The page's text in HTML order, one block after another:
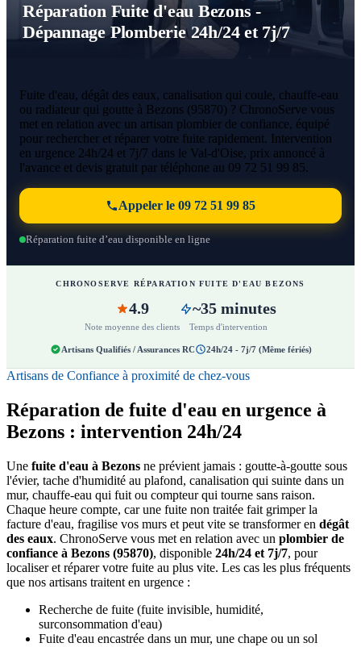
Réparation Fuite d'eau Bezons -
Dépannage Plomberie 24h/24 et 7j/7
Fuite d'eau, dégât des eaux, canalisation qui coule, chauffe-eau
ou radiateur qui goutte à Bezons (95870) ? ChronoServe vous
met en relation avec un artisan plombier de confiance, équipé
pour rechercher et réparer votre fuite rapidement. Intervention
en urgence 24h/24 et 7j/7 dans le Val-d'Oise, prix annoncé à
l'avance et devis gratuit par téléphone au 09 72 51 99 85.
Appeler le 09 72 51 99 85
Réparation fuite d’eau disponible en ligne
CHRONOSERVE RÉPARATION FUITE D'EAU BEZONS
4.9
Note moyenne des clients
~35 minutes
Temps d'intervention
Artisans Qualifiés / Assurances RC 24h/24 - 7j/7 (Même fériés)
Artisans de Confiance à proximité de chez-vous
Réparation de fuite d'eau en urgence à
Bezons : intervention 24h/24
Une fuite d'eau à Bezons ne prévient jamais : goutte-à-goutte sous
l'évier, tache d'humidité au plafond, canalisation qui suinte dans un
mur, chauffe-eau qui fuit ou compteur qui tourne sans raison.
Chaque heure compte, car une fuite non traitée fait grimper la
facture d'eau, fragilise vos murs et peut vite se transformer en dégât
des eaux. ChronoServe vous met en relation avec un plombier de
confiance à Bezons (95870), disponible 24h/24 et 7j/7, pour
localiser et réparer votre fuite au plus vite. Les cas les plus fréquents
que nos artisans traitent en urgence :
Recherche de fuite (fuite invisible, humidité,
surconsommation d'eau)
Fuite d'eau encastrée dans un mur, une chape ou un sol